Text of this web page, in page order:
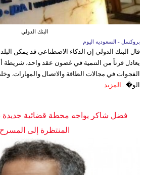
البنك الدولي
بروكسل - السعوديه اليوم
قال البنك الدولي إن الذكاء الاصطناعي قد يمكن
يعادل قرناً من التنمية في غضون عقد واحد،
الفجوات في مجالات الطاقة والاتصال والمهارات.
الو�...
المزيد
فضل شاكر يواجه محطة قضائية جديدة
المنتظرة إلى المسرح